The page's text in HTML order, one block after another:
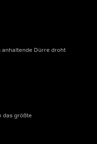
anhaltende Dürre droht
das größte